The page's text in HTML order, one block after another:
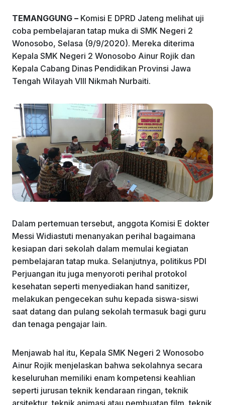
o
o
k
n
p
p
m
TEMANGGUNG – Komisi E DPRD Jateng melihat uji
coba pembelajaran tatap muka di SMK Negeri 2
Wonosobo, Selasa (9/9/2020). Mereka diterima
Kepala SMK Negeri 2 Wonosobo Ainur Rojik dan
Kepala Cabang Dinas Pendidikan Provinsi Jawa
Tengah Wilayah VIII Nikmah Nurbaiti.
Dalam pertemuan tersebut, anggota Komisi E dokter
Messi Widiastuti menanyakan perihal bagaimana
kesiapan dari sekolah dalam memulai kegiatan
pembelajaran tatap muka. Selanjutnya, politikus PDI
Perjuangan itu juga menyoroti perihal protokol
kesehatan seperti menyediakan hand sanitizer,
melakukan pengecekan suhu kepada siswa-siswi
saat datang dan pulang sekolah termasuk bagi guru
dan tenaga pengajar lain.
Menjawab hal itu, Kepala SMK Negeri 2 Wonosobo
Ainur Rojik menjelaskan bahwa sekolahnya secara
keseluruhan memiliki enam kompetensi keahlian
seperti jurusan teknik kendaraan ringan, teknik